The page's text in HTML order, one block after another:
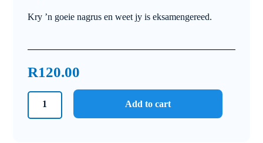
Kry ’n goeie nagrus en weet jy is eksamengereed.
R120.00
Add to cart